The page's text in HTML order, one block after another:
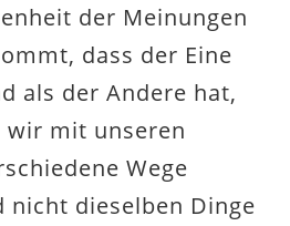
der Meinungen
dass der Eine
als der Andere hat,
wir mit unseren
Wege
nicht dieselben Dinge